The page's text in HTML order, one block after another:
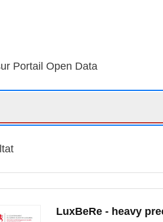
Portail Open Data
LuxBeRe - heavy